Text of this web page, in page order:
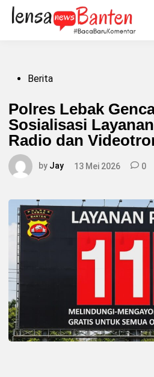
Skip
content
PostedBerita
Polres Lebak
Sosialisasi
Radio dan
by Jay 13 Mei 2026 0